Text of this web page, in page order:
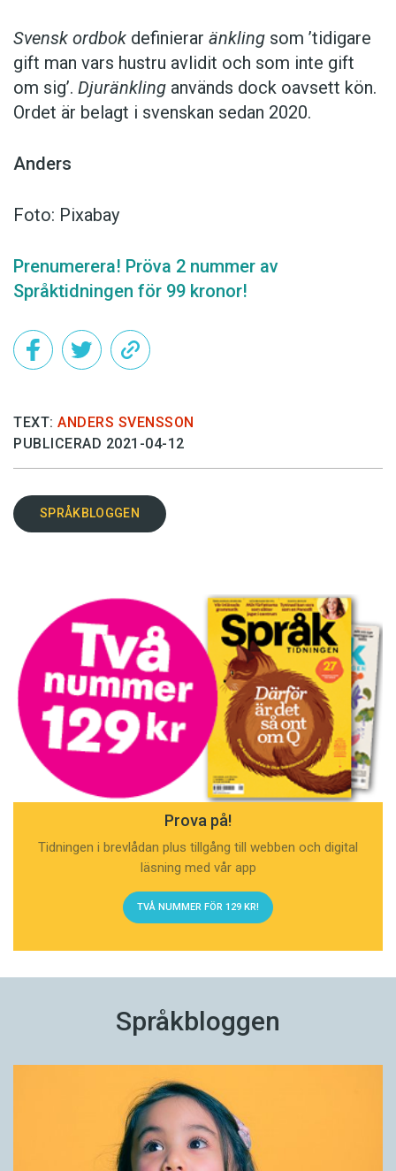
Svensk ordbok definierar änkling som ’tidigare
gift man vars hustru av­lidit och som inte gift
om sig’. Djuränkling används dock oavsett kön.
Ordet är belagt i svenskan sedan 2020.
Anders
Foto: Pixabay
Prenumerera! Pröva 2 nummer av
Språktidningen för 99 kronor!
TEXT: ANDERS SVENSSON
PUBLICERAD 2021-04-12
SPRÅKBLOGGEN
Prova på!
Tidningen i brevlådan plus tillgång till webben och digital
läsning med vår app
TVÅ NUMMER FÖR 129 KR!
Språkbloggen